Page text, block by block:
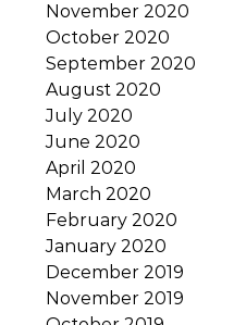
November 2020
October 2020
September 2020
August 2020
July 2020
June 2020
April 2020
March 2020
February 2020
January 2020
December 2019
November 2019